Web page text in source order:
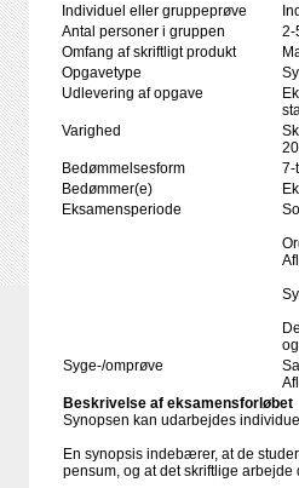
Individuel eller gruppeprøve
Antal personer i gruppen
2-
Omfang af skriftligt produkt
Opgavetype
Udlevering af opgave
Varighed
Bedømmelsesform
7-
Bedømmer(e)
Eksamensperiode
Syge-/omprøve
Beskrivelse af eksamensforløbet
Synopsen kan udarbejdes
En synopsis indebærer, at de
pensum, og at det skriftlige